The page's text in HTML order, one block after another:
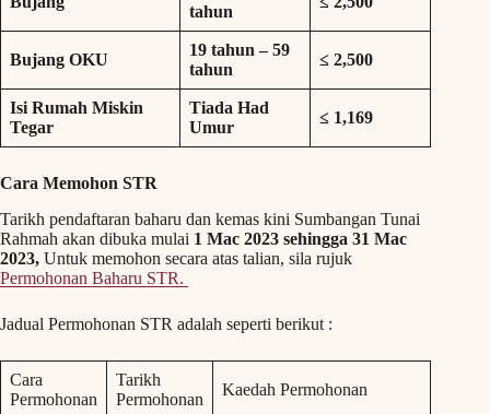
tahun
Bujang OKU
19 tahun – 59
tahun
≤ 2,500
Isi Rumah Miskin
Tegar
Tiada Had
Umur
≤ 1,169
Cara Memohon STR
Tarikh pendaftaran baharu dan kemas kini Sumbangan Tunai
Rahmah akan dibuka mulai 1 Mac 2023 sehingga 31 Mac
2023, Untuk memohon secara atas talian, sila rujuk
Permohonan Baharu STR.
Jadual Permohonan STR adalah seperti berikut :
Cara
Permohonan
Tarikh
Permohonan
Kaedah Permohonan